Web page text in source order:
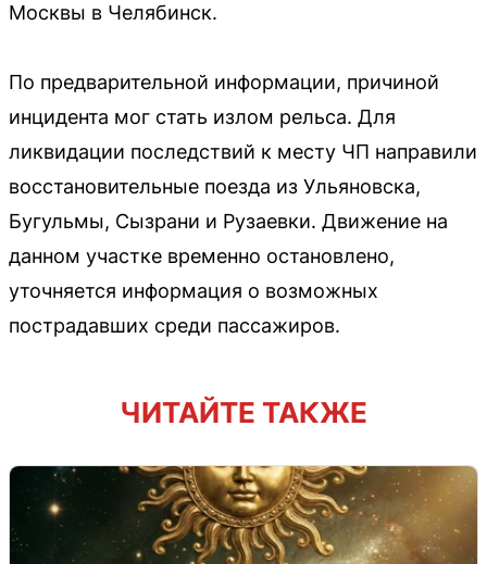
Москвы в Челябинск.
По предварительной информации, причиной
инцидента мог стать излом рельса. Для
ликвидации последствий к месту ЧП направили
восстановительные поезда из Ульяновска,
Бугульмы, Сызрани и Рузаевки. Движение на
данном участке временно остановлено,
уточняется информация о возможных
пострадавших среди пассажиров.
ЧИТАЙТЕ ТАКЖЕ